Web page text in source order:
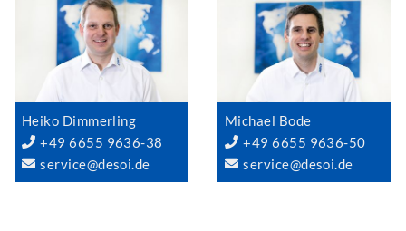
Heiko Dimmerling
+49 6655 9636-38
service@desoi.de
Michael Bode
+49 6655 9636-50
service@desoi.de